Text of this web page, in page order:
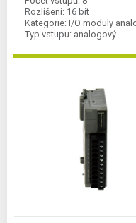
Rozlišení: 16 bit
Kategorie: I/O moduly
Typ vstupu: analogový